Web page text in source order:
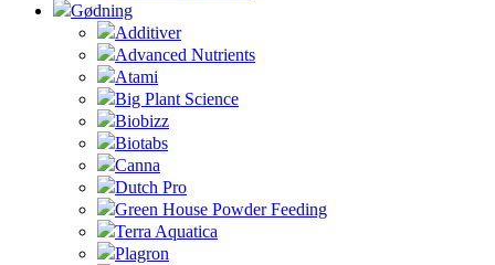
Gødning
Additiver
Advanced Nutrients
Atami
Big Plant Science
Biobizz
Biotabs
Canna
Dutch Pro
Green House Powder Feeding
Terra Aquatica
Plagron